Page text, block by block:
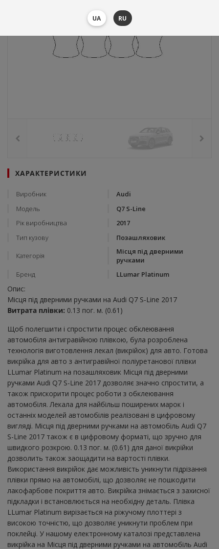
ХАРАКТЕРИСТИКИ
Виробник
Audi
Модель
Q7 S-Line
Рік виробництва
2017
Тип кузову
Позашляховик
Категорія
Місця під дверними
ручками
Бренд
LLumar Platinum
Опис:
Місця під дверними ручками на Audi Q7 S-Line 2017
Витрата плівки: 0.13 пог. м. (0.61)
Щоб полегшити і спростити процес обклеювання
автомобіля антигравійною плівкою, була розроблена
технологія виготовлення лекал (викрійок) для авто. Готова
викрійка для авто з антигравійної поліуретанової плівки
LLumar Platinum на позашляховик Місця під дверними
ручками Audi Q7 S-Line 2017 дозволяє значно спростити, а
також прискорити процес роботи з обклеювання
автомобіля. Лекала для найбільш поширених марок і
останніх моделей автомобілів реалізовані в цифровому
вигляді. Місця під дверними ручками на автомобіль Audi Q7
S-Line 2017 також є в цифровому форматі, що зручно для
швидкого розкрою. 0.13 пог. м. (0.61) для даної викрійки
дозволить також заощадити на вартості плівки.
Використання викрійок дає можливість уникнути підрізання
плівки прямо на автомобілі, що дозволяє не пошкодити
лакофарбове покриття авто. Викрійка знімається з захисної
підкладки і встановлюється на необхідну деталь. Плівка
LLumar Platinum вирізається на ріжучому плоттері з
високою точністю, що дозволяє уникнути проблем при
поклейці. У нашому електронному каталозі представлена ​​
викрійка на Місця під дверними ручками на автомобіль Audi
UA RU